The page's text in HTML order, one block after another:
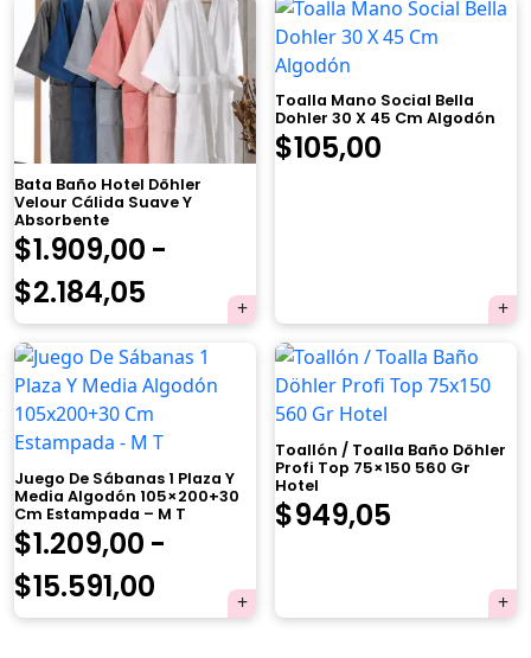
Bata Baño Hotel Döhler
Velour Cálida Suave Y
Absorbente
$1.909,00 -
$2.184,05 Rango
de
precios:
desde
$1.909,00
hasta
$2.184,05
Toalla Mano Social Bella
Dohler 30 X 45 Cm Algodón
El
$119,00.
$105,00
$105,00.
Juego De Sábanas 1 Plaza Y
Media Algodón 105×200+30
Cm Estampada – M T
$1.209,00 -
$15.591,00 Rango
de
Toallón / Toalla Baño Döhler
Profi Top 75×150 560 Gr
Hotel
El
$949,05
×
Tu carrito está vacío.
Agregá un producto y aparecerá acá
automáticamente.